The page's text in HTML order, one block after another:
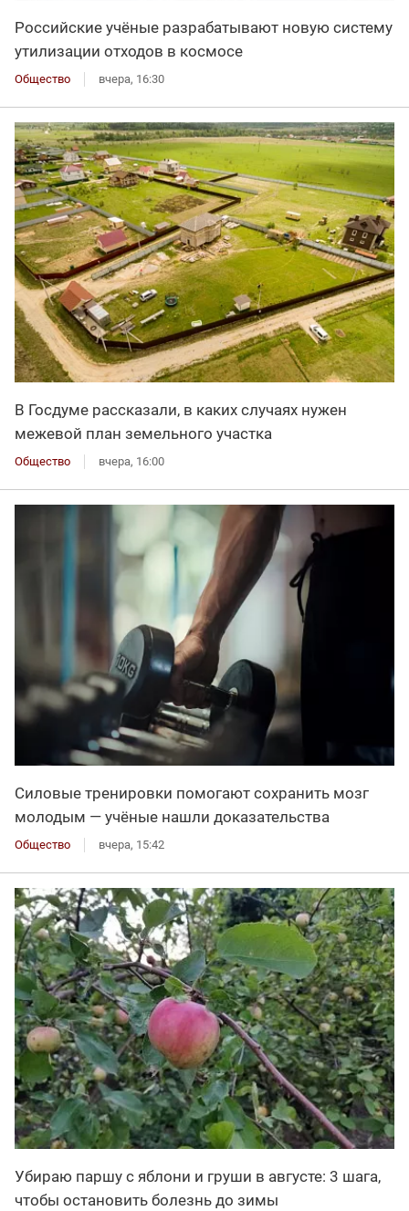
Российские учёные разрабатывают новую систему
утилизации отходов в космосе
Общество вчера, 16:30
В Госдуме рассказали, в каких случаях нужен
межевой план земельного участка
Общество вчера, 16:00
Силовые тренировки помогают сохранить мозг
молодым — учёные нашли доказательства
Общество вчера, 15:42
Убираю паршу с яблони и груши в августе: 3 шага,
чтобы остановить болезнь до зимы